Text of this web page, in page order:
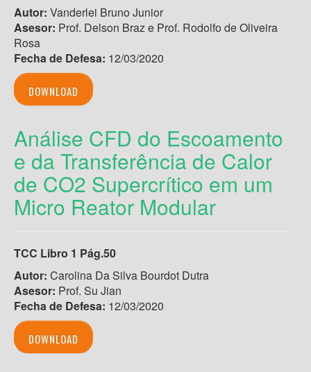
Autor: Vanderlei Bruno Junior
Asesor: Prof. Delson Braz e Prof. Rodolfo de Oliveira
Rosa
Fecha de Defesa: 12/03/2020
DOWNLOAD
Análise CFD do Escoamento
e da Transferência de Calor
de CO2 Supercrítico em um
Micro Reator Modular
TCC Libro 1 Pág.50
Autor: Carolina Da Silva Bourdot Dutra
Asesor: Prof. Su Jian
Fecha de Defesa: 12/03/2020
DOWNLOAD